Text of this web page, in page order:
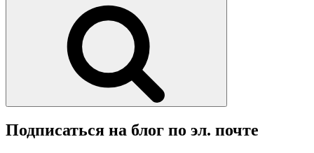
Подписаться на блог по эл. почте